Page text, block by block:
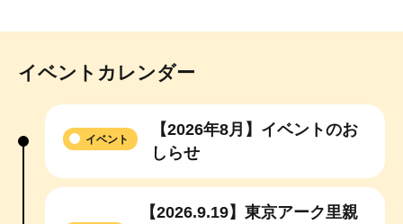
イベントカレンダー
【2026年8月】イベントのお
しらせ
イベント
【2026.9.19】東京アーク里親